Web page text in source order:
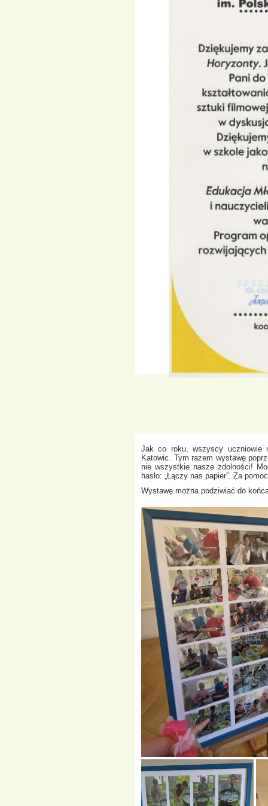
Jak co roku, wszyscy uczniowie
Katowic. Tym razem wystawę
nie wszystkie nasze zdolności!
hasło: „Łączy nas papier”. Za
Wystawę można podziwiać do